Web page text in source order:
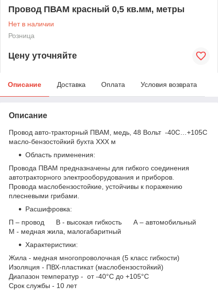
Провод ПВАМ красный 0,5 кв.мм, метры
Нет в наличии
Розница
Цену уточняйте
Описание Доставка Оплата Условия возврата
Описание
Провод авто-тракторный ПВАМ, медь, 48 Вольт -40С…+105С
масло-бензостойкий бухта ХХХ м
Область применения:
Провода ПВАМ предназначены для гибкого соединения
автотракторного электрооборудования и приборов.
Провода маслобензостойкие, устойчивы к поражению
плесневыми грибами.
Расшифровка:
П – провод В - высокая гибкость А – автомобильный
М - медная жила, малогабаритный
Характеристики:
Жила - медная многопроволочная (5 класс гибкости)
Изоляция - ПВХ-пластикат (маслобензостойкий)
Диапазон температур - от -40°С до +105°С
Срок службы - 10 лет